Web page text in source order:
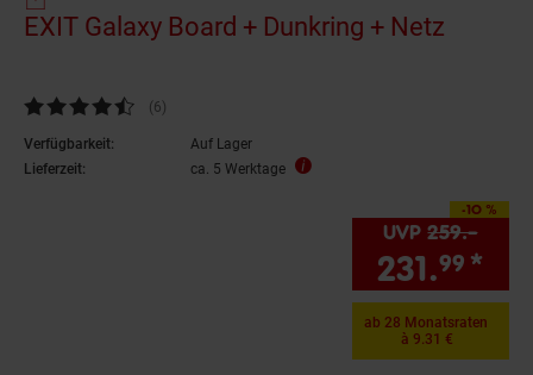
EXIT Galaxy Board + Dunkring + Netz
Kundenbewertung: 4,67 von 5 Sternen
(6Kundenbewertungen
)
Verfügbarkeit:
Auf Lager
Lieferzeit:
ca. 5 Werktage
-10 %
Sie Sparen 10 Prozent,
UVP259.–UVP
231.99 *
ab 28 Monatsraten
à 9.31 €